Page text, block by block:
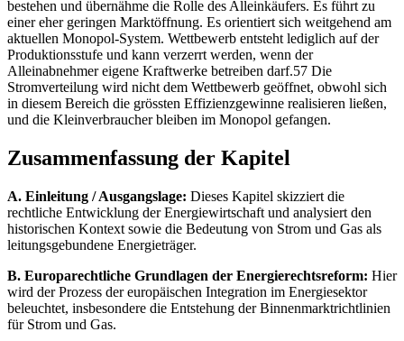
bestehen und übernähme die Rolle des Alleinkäufers. Es führt zu
einer eher geringen Marktöffnung. Es orientiert sich weitgehend am
aktuellen Monopol-System. Wettbewerb entsteht lediglich auf der
Produktionsstufe und kann verzerrt werden, wenn der
Alleinabnehmer eigene Kraftwerke betreiben darf.57 Die
Stromverteilung wird nicht dem Wettbewerb geöffnet, obwohl sich
in diesem Bereich die grössten Effizienzgewinne realisieren ließen,
und die Kleinverbraucher bleiben im Monopol gefangen.
Zusammenfassung der Kapitel
A. Einleitung / Ausgangslage: Dieses Kapitel skizziert die
rechtliche Entwicklung der Energiewirtschaft und analysiert den
historischen Kontext sowie die Bedeutung von Strom und Gas als
leitungsgebundene Energieträger.
B. Europarechtliche Grundlagen der Energierechtsreform: Hier
wird der Prozess der europäischen Integration im Energiesektor
beleuchtet, insbesondere die Entstehung der Binnenmarktrichtlinien
für Strom und Gas.